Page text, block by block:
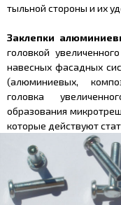
тыльной стороны и их
Заклепки
головкой
навесных фасадных
(алюминиевых,
головка
образования
которые действуют